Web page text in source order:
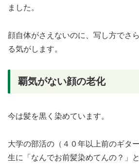
ました。
顔自体がさえないのに、写し方でさ
る気がします。
覇気がない顔の老化
今は髪を黒く染めています。
大学の部活の（４０年以上前のギタ
生に「なんでお前髪染めてんの？」